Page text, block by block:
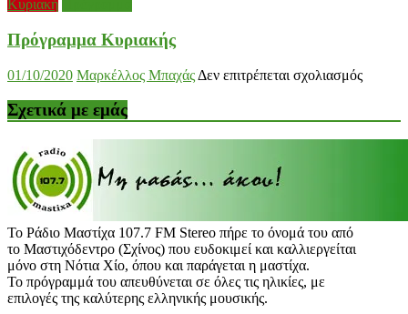
Κυριακή
Πρόγραμμα Κυριακής
01/10/2020 Μαρκέλλος Μπαχάς Δεν επιτρέπεται σχολιασμόςστο
Σχετικά με εμάς
Το Ράδιο Μαστίχα 107.7 FM Stereo πήρε το όνομά του από
το Μαστιχόδεντρο (Σχίνος) που ευδοκιμεί και καλλιεργείται
μόνο στη Νότια Χίο, όπου και παράγεται η μαστίχα.
Το πρόγραμμά του απευθύνεται σε όλες τις ηλικίες, με
επιλογές της καλύτερης ελληνικής μουσικής.